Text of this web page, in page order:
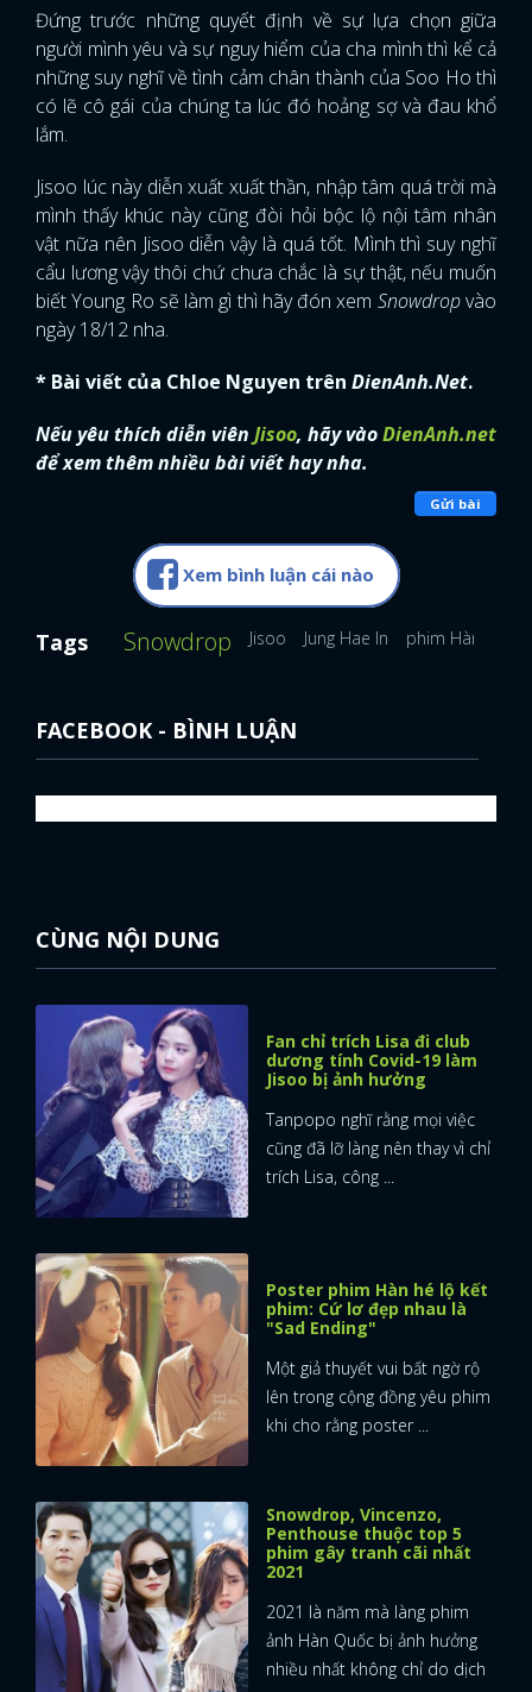
x
ĐĂNG NHẬP
Đứng trước những quyết định về sự lựa chọn giữa
người mình yêu và sự nguy hiểm của cha mình thì kể cả
những suy nghĩ về tình cảm chân thành của Soo Ho thì
có lẽ cô gái của chúng ta lúc đó hoảng sợ và đau khổ
lắm.
Jisoo lúc này diễn xuất xuất thần, nhập tâm quá trời mà
mình thấy khúc này cũng đòi hỏi bộc lộ nội tâm nhân
vật nữa nên Jisoo diễn vậy là quá tốt. Mình thì suy nghĩ
cẩu lương vậy thôi chứ chưa chắc là sự thật, nếu muốn
biết Young Ro sẽ làm gì thì hãy đón xem Snowdropvào
ngày 18/12 nha.
* Bài viết của Chloe Nguyen trên DienAnh.Net.
Nếu yêu thích diễn viên Jisoo, hãy vàoDienAnh.net
để xem thêm nhiều bài viết hay nha.
Gửi bài
Xem bình luận cái nào
Tags Snowdrop Jisoo Jung Hae In phim Hàn Quốc
FACEBOOK - BÌNH LUẬN
CÙNG NỘI DUNG
Fan chỉ trích Lisa đi club
dương tính Covid-19 làm
Jisoo bị ảnh hưởng
Tanpopo nghĩ rằng mọi việc
cũng đã lỡ làng nên thay vì chỉ
trích Lisa, công ...
Poster phim Hàn hé lộ kết
phim: Cứ lơ đẹp nhau là
"Sad Ending"
Một giả thuyết vui bất ngờ rộ
lên trong cộng đồng yêu phim
khi cho rằng poster ...
Snowdrop, Vincenzo,
Penthouse thuộc top 5
phim gây tranh cãi nhất
2021
2021 là năm mà làng phim
ảnh Hàn Quốc bị ảnh hưởng
nhiều nhất không chỉ do dịch